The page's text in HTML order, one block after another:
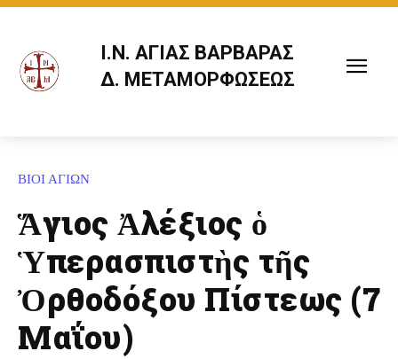
Ι.Ν. ΑΓΙΑΣ ΒΑΡΒΑΡΑΣ
Δ. ΜΕΤΑΜΟΡΦΩΣΕΩΣ
ΒΙΟΙ ΑΓΙΩΝ
Ἅγιος Ἀλέξιος ὁ
Ὑπερασπιστὴς τῆς
Ὀρθοδόξου Πίστεως (7
Μαΐου)